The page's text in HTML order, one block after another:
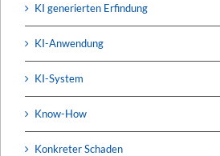
KI generierten Erfindung
KI-Anwendung
KI-System
Know-How
Konkreter Schaden